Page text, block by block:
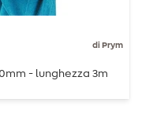
di Prym
- lunghezza 3m